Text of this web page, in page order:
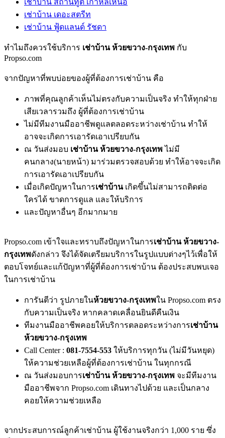
เช่าบ้าน สถานทูต เกาหลีเหนือ
เช่าบ้าน เดอะสตรีท
เช่าบ้าน ฟู้ดแลนด์ รัชดา
ทำไมถึงควรใช้บริการ เช่าบ้าน ห้วยขวาง-กรุงเทพ กับ
Propso.com
จากปัญหาที่พบบ่อยของผู้ที่ต้องการเช่าบ้าน คือ
ภาพที่คุณลูกค้าเห็นไม่ตรงกับความเป็นจริง ทำให้ทุกฝ่าย
เสียเวลารวมถึง ผู้ที่ต้องการเช่าบ้าน
ไม่มีทีมงานมืออาชีพดูแลตลอดระหว่างเช่าบ้าน ทำให้
อาจจะเกิดการเอารัดเอาเปรียบกัน
ณ วันส่งมอบ เช่าบ้าน ห้วยขวาง-กรุงเทพ ไม่มี
คนกลาง(นายหน้า) มาร่วมตรวจสอบด้วย ทำให้อาจจะเกิด
การเอารัดเอาเปรียบกัน
เมื่อเกิดปัญหาในการเช่าบ้าน เกิดขึ้นไม่สามารถติดต่อ
ใครได้ ขาดการดูแล และให้บริการ
และปัญหาอื่นๆ อีกมากมาย
Propso.com เข้าใจและทราบถึงปัญหาในการเช่าบ้าน ห้วยขวาง-
กรุงเทพดังกล่าว จึงได้จัดเตรียมบริการในรูปแบบต่างๆไว้เพื่อให้
ตอบโจทย์และแก้ปัญหาที่ผู้ที่ต้องการเช่าบ้าน ต้องประสบพบเจอ
ในการเช่าบ้าน
การันตีว่า รูปภายในห้วยขวาง-กรุงเทพใน Propso.com ตรง
กับความเป็นจริง หากคลาดเคลื่อนยินดีคืนเงิน
ทีมงานมืออาชีพคอยให้บริการตลอดระหว่างการเช่าบ้าน
ห้วยขวาง-กรุงเทพ
Call Center : 081-7554-553 ให้บริการทุกวัน (ไม่มีวันหยุด)
ให้ความช่วยเหลือผู้ที่ต้องการเช่าบ้าน ในทุกกรณี
ณ วันส่งมอบการเช่าบ้าน ห้วยขวาง-กรุงเทพ จะมีทีมงาน
มืออาชีพจาก Propso.com เดินทางไปด้วย และเป็นกลาง
คอยให้ความช่วยเหลือ
จากประสบการณ์ลูกค้าเช่าบ้าน ผู้ใช้งานจริงกว่า 1,000 ราย ซึ่ง